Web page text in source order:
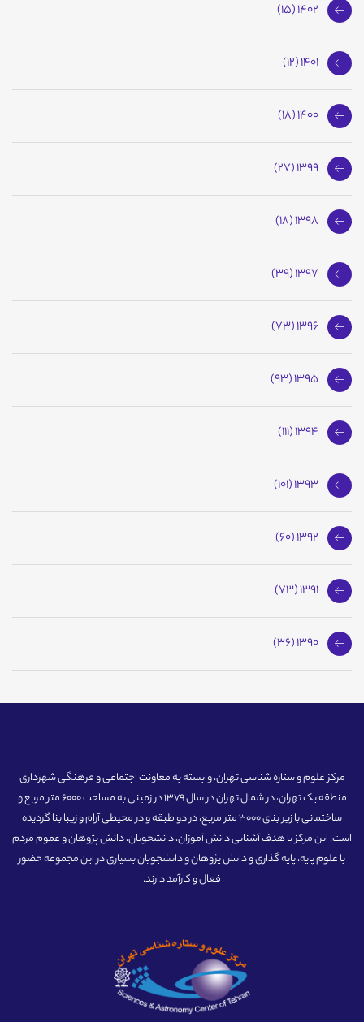
1402 (15)
1401 (12)
1400 (18)
1399 (27)
1398 (18)
1397 (39)
1396 (73)
1395 (93)
1394 (111)
1393 (101)
1392 (60)
1391 (73)
1390 (36)
مرکز علوم و ستاره شناسی تهران، وابسته به معاونت اجتماعی و فرهنگی شهرداری
منطقه یک تهران، در شمال تهران در سال 1379 در زمینی به مساحت 6000 متر مربع و
ساختمانی با زیر بنای 3000 متر مربع، در دو طبقه و در محیطی آرام و زیبا بنا گردیده
است. این مرکز با هدف آشنایی دانش آموزان، دانشجویان، دانش پژوهان و عموم مردم
با علوم پایه، پایه گذاری و دانش پژوهان و دانشجویان بسیاری در این مجموعه حضور
فعال و کارآمد دارند.